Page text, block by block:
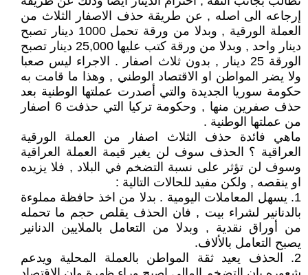
إرجاعه الى اصله , عن طريقة حذف الاصفار الثلاث من
العملة الورقية , وبدلا من ورقة تحمل 1000 دينار تصبح
دينار واحد , وبدلا من ورقة كتب عليها 25,000 دينار تصبح
الورقة 25 دينار , بدون ثلاث اصفار . الاجراء ليس صعبا
ولا يضر المواطن او الاقتصاد الوطني , وهذا ما قامت به
حكومة سوريا الجديدة والتي أصدرت عملتها الوطنية بعد
حذف صفرين منها , وحكومة تركيا التي حذفت 6 اصفار
من عملتها الوطنية .
ماهي فائدة حذف الثلاث اصفار من العملة الورقية
العراقية ؟ الحذف سوف لن يغير قيمة العملة العراقية
وسوف لن تؤثر على نسبة التضخم في البلاد , فلا يزيده
او ينقصه , ولكن مفيد للحالات التالية :
1. يسهل المعاملات اليومية . بدلا من اخذ حافظة مملوءة
بالدنانير لشراء بيت , فان الحذف يقلص حجم ما تحمله
من أوراق نقدية , وبدلا من التعامل بالملايين الدنانير
يصبح التعامل بالألاف.
2. الحذف يعيد ثقة المواطن بالعملة المحلية ويدعم